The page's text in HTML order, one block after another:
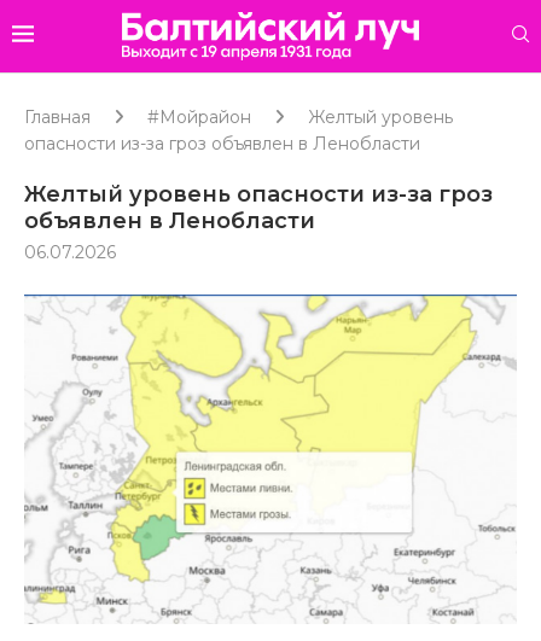
Главная #Мойрайон
Желтый уровень
опасности из-за гроз объявлен в Ленобласти
Желтый уровень опасности из-за гроз
объявлен в Ленобласти
06.07.2026